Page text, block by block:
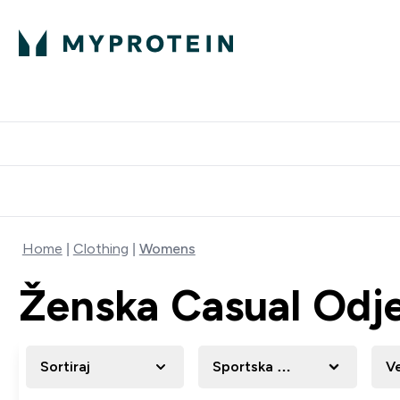
Home Clothing Womens
Ženska Casual
Sortiraj Sportska Odjeća